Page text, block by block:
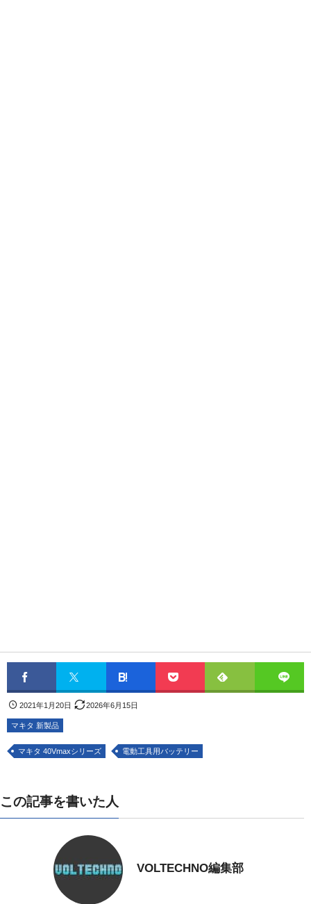
2021年1月20日 2026年6月15日
マキタ 新製品
マキタ 40Vmaxシリーズ 電動工具用バッテリー
この記事を書いた人
VOLTECHNO編集部